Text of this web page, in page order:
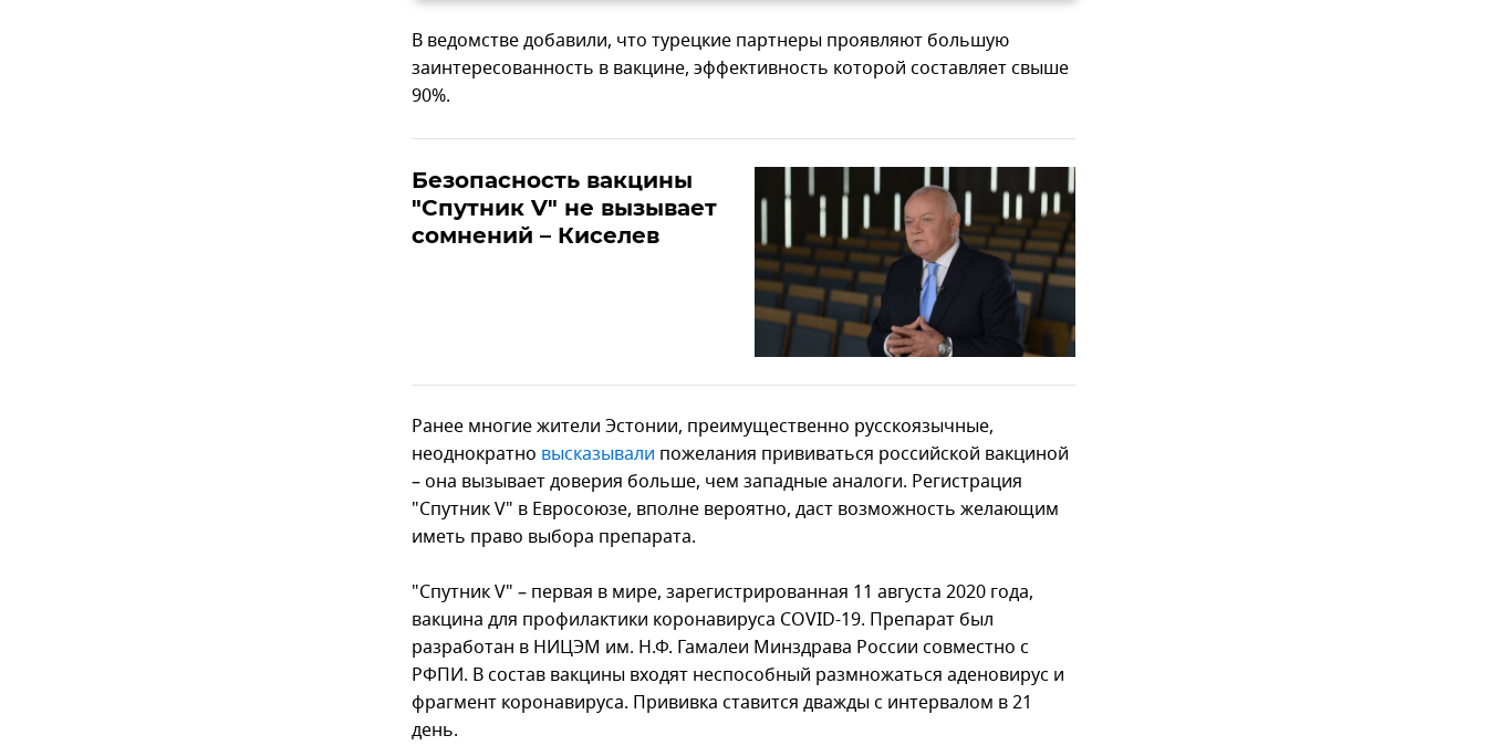
В ведомстве добавили, что турецкие партнеры проявляют большую
заинтересованность в вакцине, эффективность которой составляет свыше
90%.
Безопасность вакцины
"Спутник V" не вызывает
сомнений – Киселев
Ранее многие жители Эстонии, преимущественно русскоязычные,
неоднократно высказывали пожелания прививаться российской вакциной
– она вызывает доверия больше, чем западные аналоги. Регистрация
"Спутник V" в Евросоюзе, вполне вероятно, даст возможность желающим
иметь право выбора препарата.
"Спутник V" – первая в мире, зарегистрированная 11 августа 2020 года,
вакцина для профилактики коронавируса COVID-19. Препарат был
разработан в НИЦЭМ им. Н.Ф. Гамалеи Минздрава России совместно с
РФПИ. В состав вакцины входят неспособный размножаться аденовирус и
фрагмент коронавируса. Прививка ставится дважды с интервалом в 21
день.